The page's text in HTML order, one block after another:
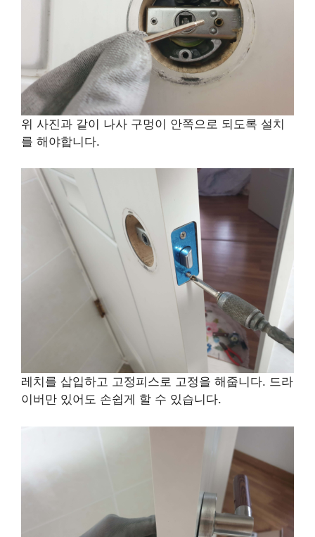
위 사진과 같이 나사 구멍이 안쪽으로 되도록 설치
를 해야합니다.
레치를 삽입하고 고정피스로 고정을 해줍니다. 드라
이버만 있어도 손쉽게 할 수 있습니다.